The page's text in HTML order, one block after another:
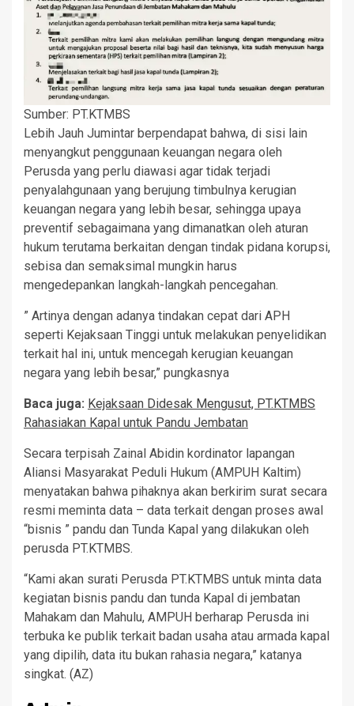
Sumber: PT.KTMBS
Lebih Jauh Jumintar berpendapat bahwa, di sisi lain
menyangkut penggunaan keuangan negara oleh
Perusda yang perlu diawasi agar tidak terjadi
penyalahgunaan yang berujung timbulnya kerugian
keuangan negara yang lebih besar, sehingga upaya
preventif sebagaimana yang dimanatkan oleh aturan
hukum terutama berkaitan dengan tindak pidana korupsi,
sebisa dan semaksimal mungkin harus
mengedepankan langkah-langkah pencegahan.
” Artinya dengan adanya tindakan cepat dari APH
seperti Kejaksaan Tinggi untuk melakukan penyelidikan
terkait hal ini, untuk mencegah kerugian keuangan
negara yang lebih besar,” pungkasnya
Baca juga: Kejaksaan Didesak Mengusut, PT.KTMBS
Rahasiakan Kapal untuk Pandu Jembatan
Secara terpisah Zainal Abidin kordinator lapangan
Aliansi Masyarakat Peduli Hukum (AMPUH Kaltim)
menyatakan bahwa pihaknya akan berkirim surat secara
resmi meminta data – data terkait dengan proses awal
“bisnis ” pandu dan Tunda Kapal yang dilakukan oleh
perusda PT.KTMBS.
“Kami akan surati Perusda PT.KTMBS untuk minta data
kegiatan bisnis pandu dan tunda Kapal di jembatan
Mahakam dan Mahulu, AMPUH berharap Perusda ini
terbuka ke publik terkait badan usaha atau armada kapal
yang dipilih, data itu bukan rahasia negara,” katanya
singkat. (AZ)